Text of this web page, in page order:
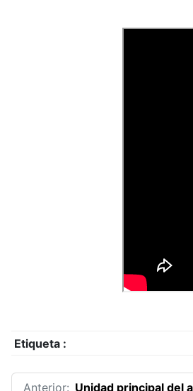
Etiqueta :
Anterior: Unidad principal del